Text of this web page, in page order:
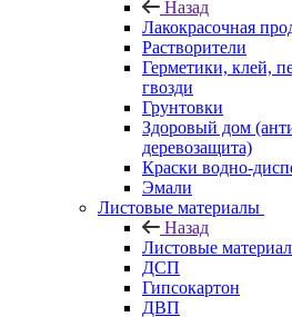
Назад
Лакокрасочная
Растворители
Герметики, клей,
гвозди
Грунтовки
Здоровый дом
деревозащита)
Краски водно-
Эмали
Листовые материалы
Назад
Листовые
ДСП
Гипсокартон
ДВП